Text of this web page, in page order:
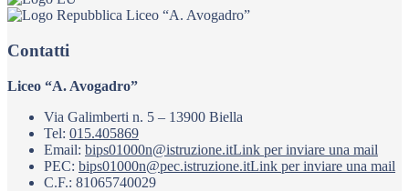
Liceo “A. Avogadro”
Contatti
Liceo “A. Avogadro”
Via Galimberti n. 5 – 13900 Biella
Tel: 015.405869
Email: bips01000n@istruzione.itLink per inviare una mail
PEC: bips01000n@pec.istruzione.itLink per inviare una mail
C.F.: 81065740029